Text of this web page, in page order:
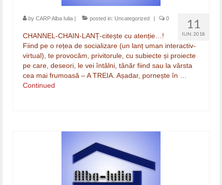
11
IUN. 2018
by CARP Alba Iulia posted in: Uncategorized 0
CHANNEL-CHAIN-LANȚ-citește cu atenție…!
Fiind pe o rețea de socializare (un lanț uman interactiv-
virtual), te provocăm, privitorule, cu subiecte și proiecte
pe care, deseori, le vei întâlni, tânăr fiind sau la vârsta
cea mai frumoasă – A TREIA. Așadar, pornește în …
Continued